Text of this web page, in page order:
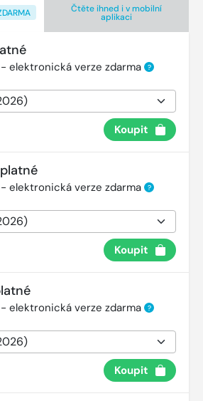
Čtěte ihned i v mobilní
aplikaci
elektronická verze zdarma ?
Koupit
elektronická verze zdarma ?
Koupit
elektronická verze zdarma ?
Koupit